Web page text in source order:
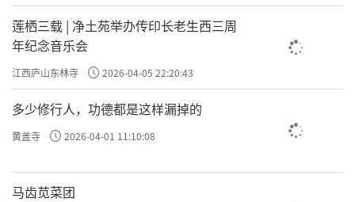
莲栖三载 | 净土苑举办传印长老生西三周
年纪念音乐会
江西庐山东林寺 2026-04-05 22:20:43
多少修行人，功德都是这样漏掉的
黄盖寺 2026-04-01 11:10:08
马齿苋菜团